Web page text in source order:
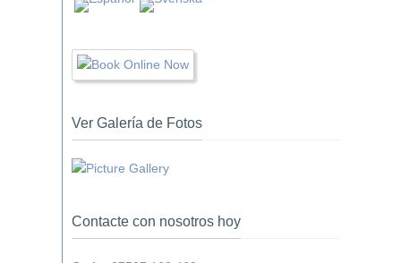
Ver Galería de Fotos
Contacte con nosotros hoy